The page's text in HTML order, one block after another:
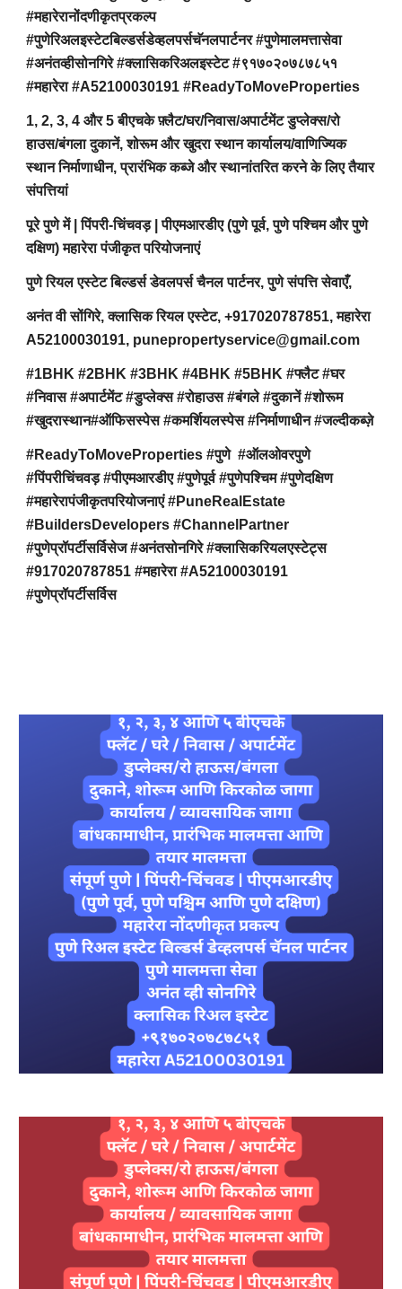
#महारेरानोंदणीकृतप्रकल्प
#पुणेरिअलइस्टेटबिल्डर्सडेव्हलपर्सचॅनलपार्टनर #पुणेमालमत्तासेवा
#अनंतव्हीसोनगिरे #क्लासिकरिअलइस्टेट #९१७०२०७८७८५१
#महारेरा #A52100030191 #ReadyToMoveProperties
1, 2, 3, 4 और 5 बीएचके फ़्लैट/घर/निवास/अपार्टमेंट डुप्लेक्स/रो
हाउस/बंगला दुकानें, शोरूम और खुदरा स्थान कार्यालय/वाणिज्यिक
स्थान निर्माणाधीन, प्रारंभिक कब्जे और स्थानांतरित करने के लिए तैयार
संपत्तियां
पूरे पुणे में | पिंपरी-चिंचवड़ | पीएमआरडीए (पुणे पूर्व, पुणे पश्चिम और पुणे
दक्षिण) महारेरा पंजीकृत परियोजनाएं
पुणे रियल एस्टेट बिल्डर्स डेवलपर्स चैनल पार्टनर, पुणे संपत्ति सेवाएँ,
अनंत वी सोंगिरे, क्लासिक रियल एस्टेट, +917020787851, महारेरा
A52100030191, punepropertyservice@gmail.com
#1BHK #2BHK #3BHK #4BHK #5BHK #फ्लैट #घर
#निवास #अपार्टमेंट #डुप्लेक्स #रोहाउस #बंगले #दुकानें #शोरूम
#खुदरास्थान#ऑफिसस्पेस #कमर्शियलस्पेस #निर्माणाधीन #जल्दीकब्ज़े
#ReadyToMoveProperties #पुणे #ऑलओवरपुणे
#पिंपरीचिंचवड़ #पीएमआरडीए #पुणेपूर्व #पुणेपश्चिम #पुणेदक्षिण
#महारेरापंजीकृतपरियोजनाएं #PuneRealEstate
#BuildersDevelopers #ChannelPartner
#पुणेप्रॉपर्टीसर्विसेज #अनंतसोनगिरे #क्लासिकरियलएस्टेट्स
#917020787851 #महारेरा #A52100030191
#पुणेप्रॉपर्टीसर्विस